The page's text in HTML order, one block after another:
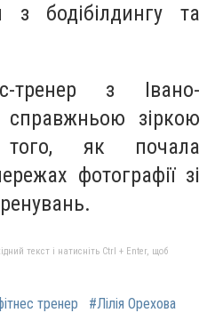
з бодібілдингу та
тренер з Івано-
справжньою зіркою
того, як почала
фотографії зі
текст і натисніть Ctrl + Enter, щоб
тренер #Лілія Орехова